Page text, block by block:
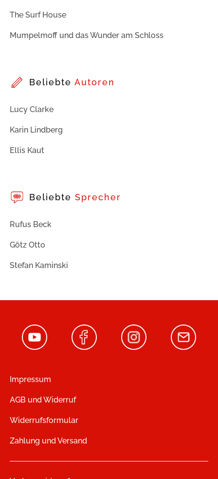
The Surf House
Mumpelmoff und das Wunder am Schloss
Beliebte Autoren
Lucy Clarke
Karin Lindberg
Ellis Kaut
Beliebte Sprecher
Rufus Beck
Götz Otto
Stefan Kaminski
Impressum
AGB und Widerruf
Widerrufsformular
Zahlung und Versand